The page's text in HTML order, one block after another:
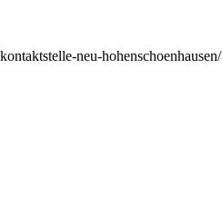
neu-hohenschoenhausen/